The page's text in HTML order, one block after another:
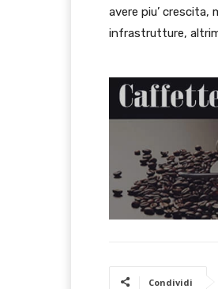
avere piu’ crescita,
infrastrutture,
Condividi